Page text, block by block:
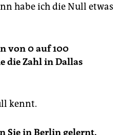
habe ich die Null etwas
von 0 auf 100
die Zahl in Dallas
kennt.
Sie in Berlin gelernt.